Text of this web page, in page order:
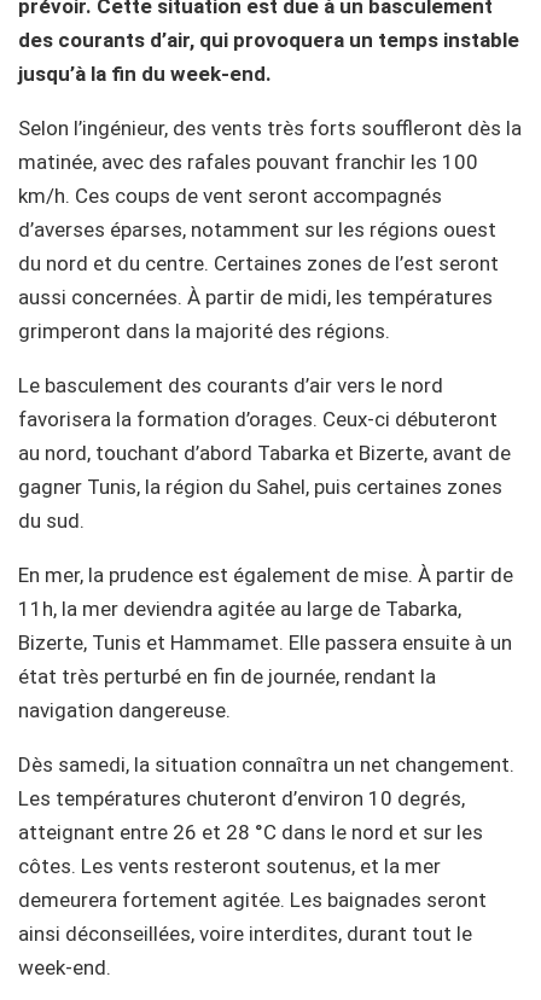
prévoir. Cette situation est due à un basculement
des courants d’air, qui provoquera un temps instable
jusqu’à la fin du week-end.
Selon l’ingénieur, des vents très forts souffleront dès la
matinée, avec des rafales pouvant franchir les 100
km/h. Ces coups de vent seront accompagnés
d’averses éparses, notamment sur les régions ouest
du nord et du centre. Certaines zones de l’est seront
aussi concernées. À partir de midi, les températures
grimperont dans la majorité des régions.
Le basculement des courants d’air vers le nord
favorisera la formation d’orages. Ceux-ci débuteront
au nord, touchant d’abord Tabarka et Bizerte, avant de
gagner Tunis, la région du Sahel, puis certaines zones
du sud.
En mer, la prudence est également de mise. À partir de
11h, la mer deviendra agitée au large de Tabarka,
Bizerte, Tunis et Hammamet. Elle passera ensuite à un
état très perturbé en fin de journée, rendant la
navigation dangereuse.
Dès samedi, la situation connaîtra un net changement.
Les températures chuteront d’environ 10 degrés,
atteignant entre 26 et 28 °C dans le nord et sur les
côtes. Les vents resteront soutenus, et la mer
demeurera fortement agitée. Les baignades seront
ainsi déconseillées, voire interdites, durant tout le
week-end.